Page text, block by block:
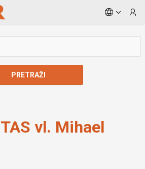
PRETRAŽI
vl. Mihael